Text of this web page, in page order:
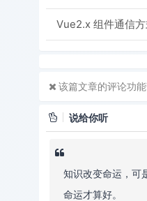
Vue2.x 组件通信
该篇文章的评论功
说给你听
知识改变命运，可
命运才算好。